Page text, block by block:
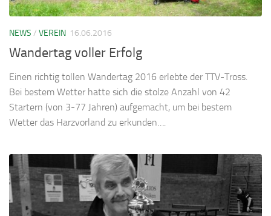
NEWS / VEREIN 16.06.2016
Wandertag voller Erfolg
Einen richtig tollen Wandertag 2016 erlebte der TTV-Tross.
Bei bestem Wetter hatte sich die stolze Anzahl von 42
Startern (von 3-77 Jahren) aufgemacht, um bei bestem
Wetter das Harzvorland zu erkunden….